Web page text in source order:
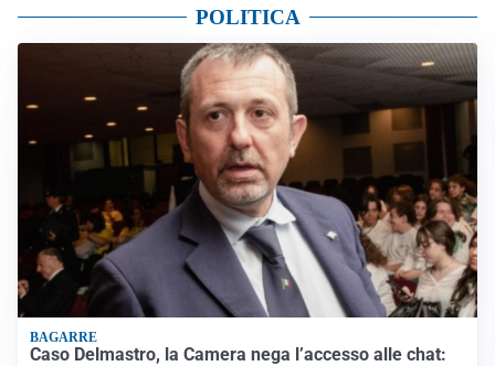
POLITICA
BAGARRE
Caso Delmastro, la Camera nega l’accesso alle chat: